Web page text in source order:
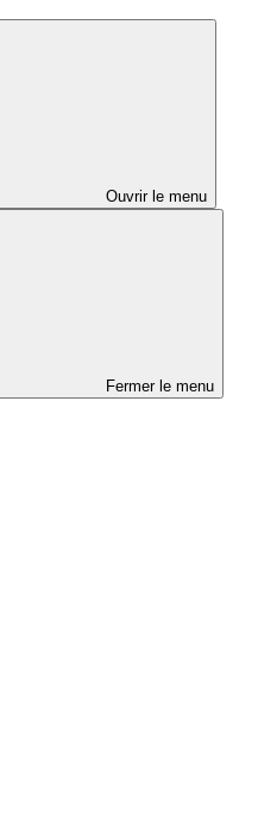
Ouvrir le menu
Fermer le menu